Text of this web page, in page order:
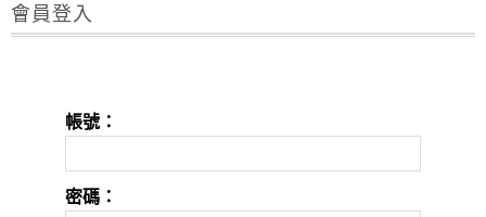
會員登入
帳號：
密碼：